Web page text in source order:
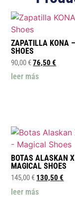
ZAPATILLA KONA
SHOES
90,00€76,50€
leer más
BOTAS ALASKAN
MAGICAL SHOES
145,00€ 130,50€
leer más